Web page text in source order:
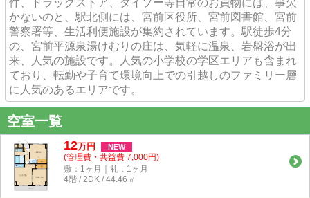
件、ドラッグストア、ダイソー等日常のお買物には、事欠
かないのと、駅北側には、宮前区役所、宮前図書館、宮前
警察署等、生活利便施設が集約されています。駅徒歩4分
の、宮前平源泉湯けむりの庄は、気軽に温泉、岩盤浴が出
来、人気の施設です。人気の小学校の学区エリアも含まれ
ており、転勤や子育て環境向上での引越しのファミリー層
に人気のあるエリアです。
空室一覧
12万円 NEW
(管理費・共益費 7,000円)
敷：1ヶ月｜礼：1ヶ月
4階 / 2DK / 44.46㎡